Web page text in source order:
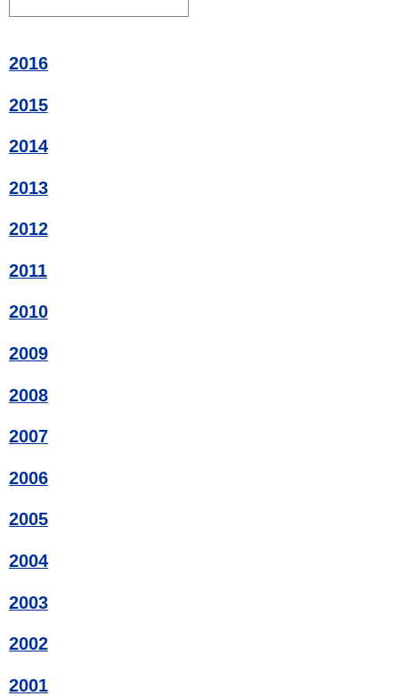
2016
2015
2014
2013
2012
2011
2010
2009
2008
2007
2006
2005
2004
2003
2002
2001